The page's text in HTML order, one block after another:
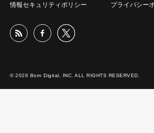
情報セキュリティポリシー プライバシー
© 2026 Born Digital, INC. ALL RIGHTS RESERVED.